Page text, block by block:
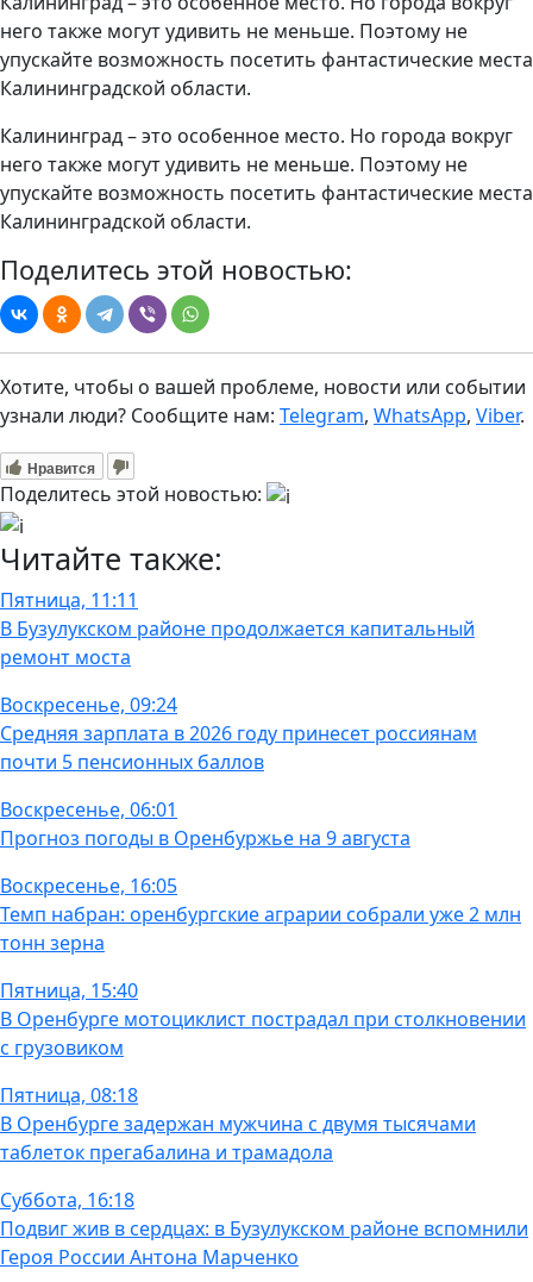
него также могут удивить не меньше. Поэтому не
упускайте возможность посетить фантастические места
Калининградской области.
Калининград – это особенное место. Но города вокруг
него также могут удивить не меньше. Поэтому не
упускайте возможность посетить фантастические места
Калининградской области.
Поделитесь этой новостью:
Хотите, чтобы о вашей проблеме, новости или событии
узнали люди? Сообщите нам: Telegram, WhatsApp, Viber.
Нравится
Поделитесь этой новостью:
Читайте также:
Пятница, 11:11
В Бузулукском районе продолжается капитальный
ремонт моста
Воскресенье, 09:24
Средняя зарплата в 2026 году принесет россиянам
почти 5 пенсионных баллов
Воскресенье, 06:01
Прогноз погоды в Оренбуржье на 9 августа
Воскресенье, 16:05
Темп набран: оренбургские аграрии собрали уже 2 млн
тонн зерна
Пятница, 15:40
В Оренбурге мотоциклист пострадал при столкновении
с грузовиком
Пятница, 08:18
В Оренбурге задержан мужчина с двумя тысячами
таблеток прегабалина и трамадола
Суббота, 16:18
Подвиг жив в сердцах: в Бузулукском районе вспомнили
Героя России Антона Марченко